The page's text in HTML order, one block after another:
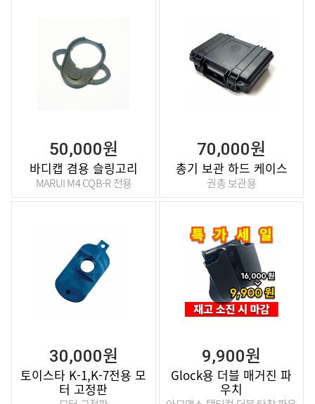
50,000원
바디캡 겸용 슬링고리
MARUI M4 CQB-R 전용
70,000원
총기 보관 하드 케이스
권총 보관용
30,000원
토이스타 K-1,K-7전용 모
터 고정판
9,900원
Glock용 더블 매거진 파
우치